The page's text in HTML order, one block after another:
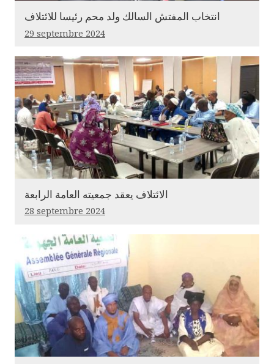
انتخاب المفتش السالك ولد محم رئيسا للائتلاف
29 septembre 2024
الائتلاف يعقد جمعيته العامة الرابعة
28 septembre 2024